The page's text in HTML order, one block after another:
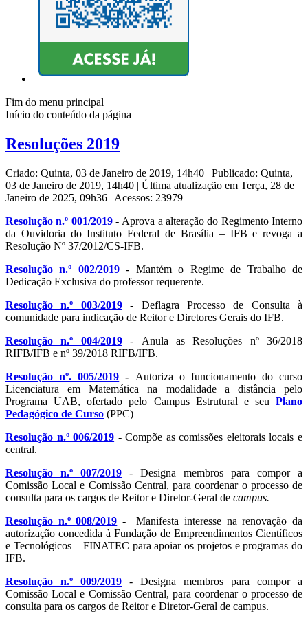
Fim do menu principal
Início do conteúdo da página
Resoluções 2019
Criado: Quinta, 03 de Janeiro de 2019, 14h40 | Publicado: Quinta,
03 de Janeiro de 2019, 14h40 | Última atualização em Terça, 28 de
Janeiro de 2025, 09h36 | Acessos: 23979
Resolução n.º 001/2019- Aprova a alteração do Regimento Interno
da Ouvidoria do Instituto Federal de Brasília – IFB e revoga a
Resolução Nº 37/2012/CS-IFB.
Resolução n.º 002/2019- Mantém o Regime de Trabalho de
Dedicação Exclusiva do professor requerente.
Resolução n.º 003/2019- Deflagra Processo de Consulta à
comunidade para indicação de Reitor e Diretores Gerais do IFB.
Resolução n.º 004/2019- Anula as Resoluções nº 36/2018
RIFB/IFB e nº 39/2018 RIFB/IFB.
Resolução nº. 005/2019 - Autoriza o funcionamento do curso
Licenciatura em Matemática na modalidade a distância pelo
Programa UAB, ofertado pelo Campus Estrutural e seu Plano
Pedagógico de Curso (PPC)
Resolução n.º 006/2019 - Compõe as comissões eleitorais locais e
central.
Resolução n.º 007/2019 - Designa membros para compor a
Comissão Local e Comissão Central, para coordenar o processo de
consulta para os cargos de Reitor e Diretor-Geral de campus.
Resolução n.º 008/2019 - Manifesta interesse na renovação da
autorização concedida à Fundação de Empreendimentos Científicos
e Tecnológicos – FINATEC para apoiar os projetos e programas do
IFB.
Resolução n.º 009/2019 - Designa membros para compor a
Comissão Local e Comissão Central, para coordenar o processo de
consulta para os cargos de Reitor e Diretor-Geral de campus.